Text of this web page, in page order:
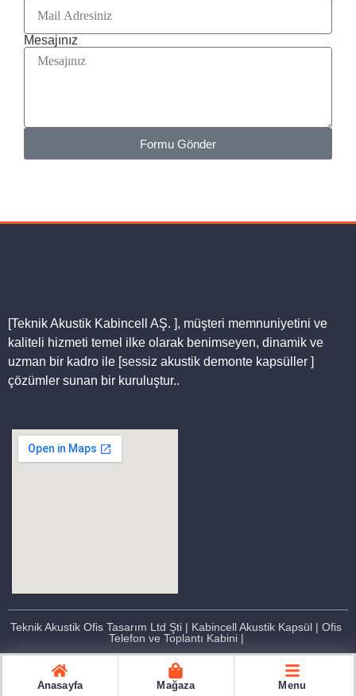
Mesajınız
Formu Gönder
[Teknik Akustik Kabincell AŞ. ], müşteri memnuniyetini ve
kaliteli hizmeti temel ilke olarak benimseyen, dinamik ve
uzman bir kadro ile [sessiz akustik demonte kapsüller ]
çözümler sunan bir kuruluştur..
Teknik Akustik Ofis Tasarım Ltd Şti | Kabincell Akustik Kapsül | Ofis
Telefon ve Toplantı Kabini |
Anasayfa Mağaza Menu